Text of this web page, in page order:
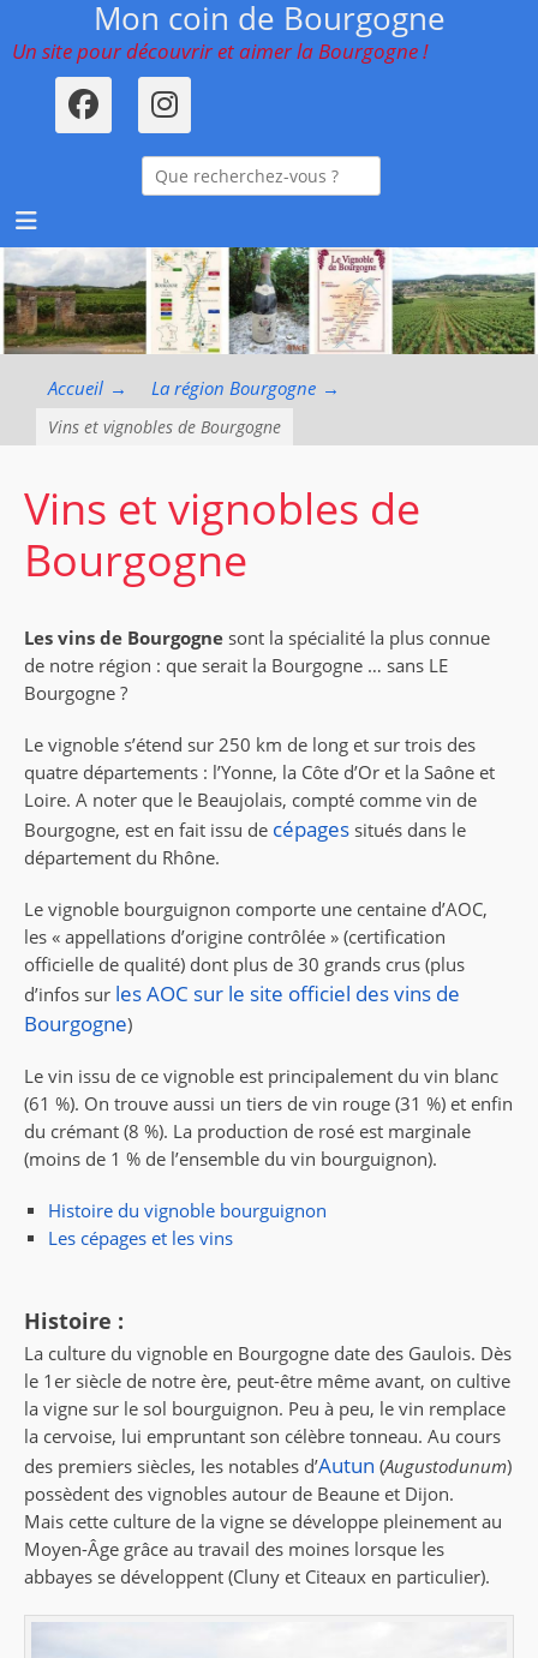
Mon coin de Bourgogne
Un site pour découvrir et aimer la Bourgogne !
FacebookInstagram
Recherche
pour :
Menu principal
au
Accueil → La région Bourgogne →
Vins et vignobles de Bourgogne
Vins et vignobles de
Bourgogne
Les vins de Bourgognesont la spécialité la plus connue
de notre région : que serait la Bourgogne … sans LE
Bourgogne ?
Le vignoble s’étend sur 250 km de long et sur trois des
quatre départements : l’Yonne, la Côte d’Or et la Saône et
Loire. A noter que le Beaujolais, compté comme vin de
Bourgogne, est en fait issu de cépagessitués dans le
département du Rhône.
Le vignoble bourguignon comporte une centaine d’AOC,
les « appellations d’origine contrôlée » (certification
officielle de qualité) dont plus de 30 grands crus (plus
d’infos sur les AOC sur le site officiel des vins de
Bourgogne)
Le vin issu de ce vignoble est principalement du vin blanc
(61 %). On trouve aussi un tiers de vin rouge (31 %) et enfin
du crémant (8 %). La production de rosé est marginale
(moins de 1 % de l’ensemble du vin bourguignon).
Histoire du vignoble bourguignon
Les cépages et les vins
Histoire :
La culture du vignoble en Bourgogne date des Gaulois. Dès
le 1er siècle de notre ère, peut-être même avant, on cultive
la vigne sur le sol bourguignon. Peu à peu, le vin remplace
la cervoise, lui empruntant son célèbre tonneau. Au cours
des premiers siècles, les notables d’Autun (Augustodunum)
possèdent des vignobles autour de Beaune et Dijon.
Mais cette culture de la vigne se développe pleinement au
Moyen-Âge grâce au travail des moines lorsque les
abbayes se développent (Cluny et Citeaux en particulier).